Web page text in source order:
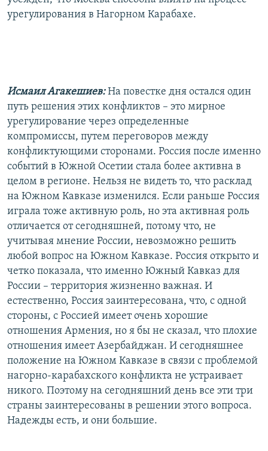
урегулирования в Нагорном Карабахе.
Исмаил Агакешиев:На повестке дня остался один
путь решения этих конфликтов – это мирное
урегулирование через определенные
компромиссы, путем переговоров между
конфликтующими сторонами. Россия после именно
событий в Южной Осетии стала более активна в
целом в регионе. Нельзя не видеть то, что расклад
на Южном Кавказе изменился. Если раньше Россия
играла тоже активную роль, но эта активная роль
отличается от сегодняшней, потому что, не
учитывая мнение России, невозможно решить
любой вопрос на Южном Кавказе. Россия открыто и
четко показала, что именно Южный Кавказ для
России – территория жизненно важная. И
естественно, Россия заинтересована, что, с одной
стороны, с Россией имеет очень хорошие
отношения Армения, но я бы не сказал, что плохие
отношения имеет Азербайджан. И сегодняшнее
положение на Южном Кавказе в связи с проблемой
нагорно-карабахского конфликта не устраивает
никого. Поэтому на сегодняшний день все эти три
страны заинтересованы в решении этого вопроса.
Надежды есть, и они большие.